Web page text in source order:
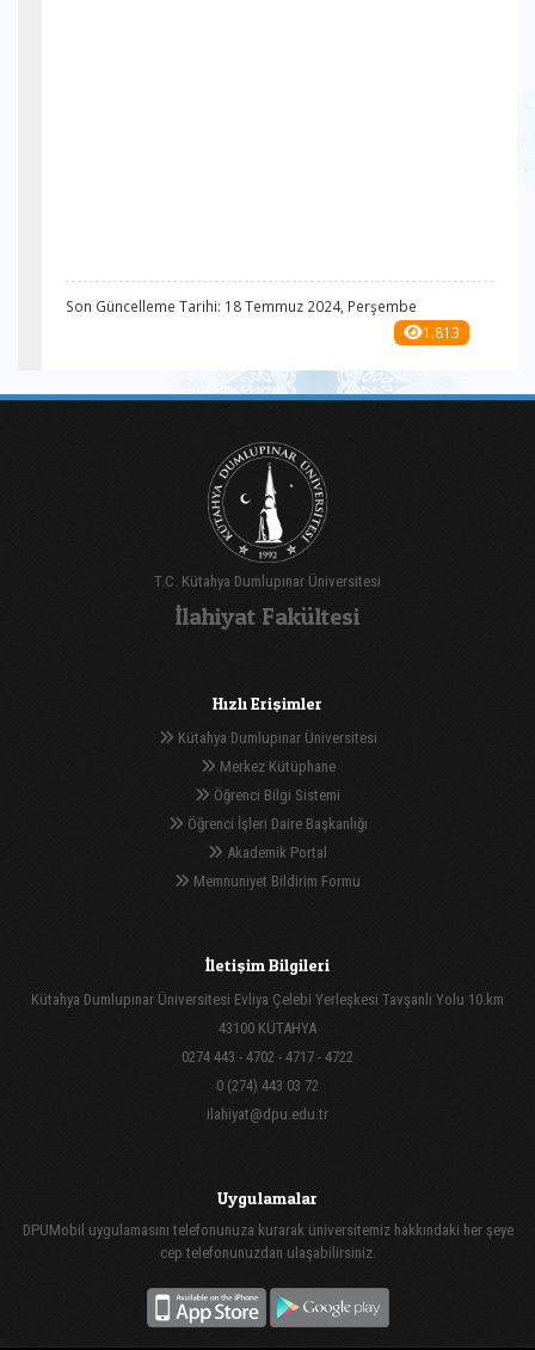
Son Güncelleme Tarihi: 18 Temmuz 2024, Perşembe
1.813
T.C. Kütahya Dumlupınar Üniversitesi
İlahiyat Fakültesi
Hızlı Erişimler
Kütahya Dumlupınar Üniversitesi
Merkez Kütüphane
Öğrenci Bilgi Sistemi
Öğrenci İşleri Daire Başkanlığı
Akademik Portal
Memnuniyet Bildirim Formu
İletişim Bilgileri
Kütahya Dumlupınar Üniversitesi Evliya Çelebi Yerleşkesi Tavşanlı Yolu 10.km
43100 KÜTAHYA
0274 443 - 4702 - 4717 - 4722
0 (274) 443 03 72
ilahiyat@dpu.edu.tr
Uygulamalar
DPUMobil uygulamasını telefonunuza kurarak üniversitemiz hakkındaki her şeye
cep telefonunuzdan ulaşabilirsiniz.